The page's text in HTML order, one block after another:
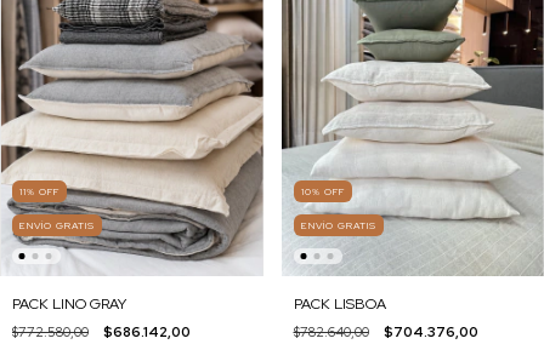
11% OFF
ENVÍO GRATIS
PACK LINO GRAY
$772.580,00 $686.142,00
10% OFF
ENVÍO GRATIS
PACK LISBOA
$782.640,00 $704.376,00